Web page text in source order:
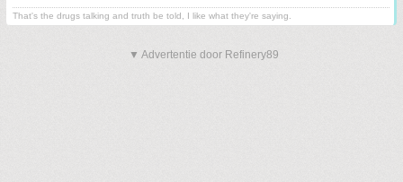
That's the drugs talking and truth be told, I like what they're saying.
▼ Advertentie door Refinery89